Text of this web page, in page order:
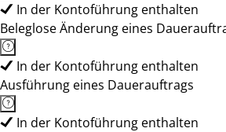
In der Kontoführung enthalten
Beleglose Änderung eines
In der Kontoführung enthalten
Ausführung eines Dauerauftrags
In der Kontoführung enthalten